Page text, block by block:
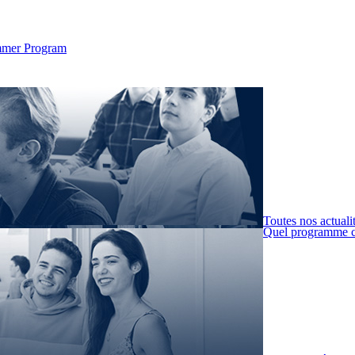
Program
Quel programme
Toutes nos